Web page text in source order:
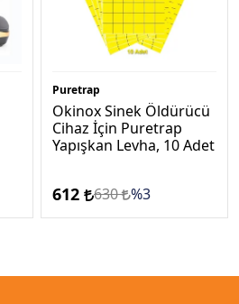
Puretrap
Okinox Sinek Öldürücü
Cihaz İçin Puretrap
Yapışkan Levha, 10 Adet
612 630 %3